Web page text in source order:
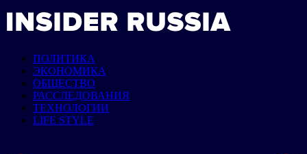
ПОЛИТИКА
ЭКОНОМИКА
ОБЩЕСТВО
РАССЛЕДОВАНИЯ
ТЕХНОЛОГИИ
LIFE STYLE